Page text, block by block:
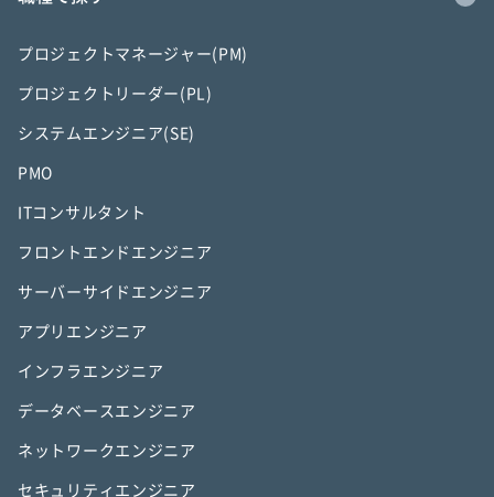
プロジェクトマネージャー(PM)
プロジェクトリーダー(PL)
システムエンジニア(SE)
PMO
ITコンサルタント
フロントエンドエンジニア
サーバーサイドエンジニア
アプリエンジニア
インフラエンジニア
データベースエンジニア
ネットワークエンジニア
セキュリティエンジニア